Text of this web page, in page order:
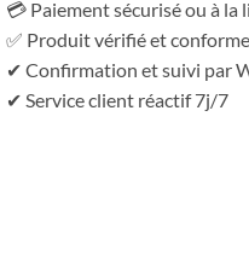
💳 Paiement sécurisé ou à la
✅ Produit vérifié et conforme
✔ Confirmation et suivi par
✔ Service client réactif 7j/7